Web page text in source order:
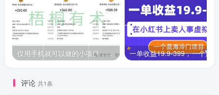
仅用手机就可以做的小项目，当天就能见钱，每天100-300
评论 共1条